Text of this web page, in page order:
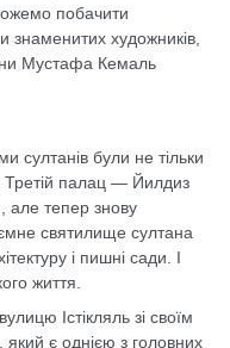
побачити
знаменитих художників,
Мустафа Кемаль
султанів були не тільки
Третій палац — Йилдиз
але тепер знову
святилище султана
і пишні сади. І
життя.
Істікляль зі своїм
є однією з головних